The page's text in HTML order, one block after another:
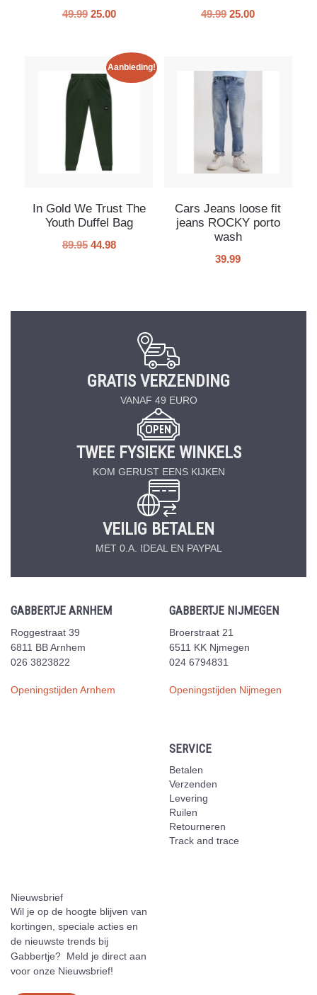
49.99 25.00 49.99 25.00
Aanbieding!
In Gold We Trust The
Youth Duffel Bag
89.95 44.98
Cars Jeans loose fit
jeans ROCKY porto
wash
39.99
GRATIS VERZENDING
VANAF 49 EURO
TWEE FYSIEKE WINKELS
KOM GERUST EENS KIJKEN
VEILIG BETALEN
MET 0.A. IDEAL EN PAYPAL
GABBERTJE ARNHEM
Roggestraat 39
6811 BB Arnhem
026 3823822
Openingstijden Arnhem
GABBERTJE NIJMEGEN
Broerstraat 21
6511 KK Njmegen
024 6794831
Openingstijden Nijmegen
SERVICE
Betalen
Verzenden
Levering
Ruilen
Retourneren
Track and trace
Nieuwsbrief
Wil je op de hoogte blijven van
kortingen, speciale acties en
de nieuwste trends bij
Gabbertje? Meld je direct aan
voor onze Nieuwsbrief!